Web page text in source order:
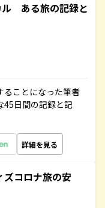
ル ある旅の記録と
ることになった筆者
45日間の記録と記
詳細を見る
ズコロナ旅の安